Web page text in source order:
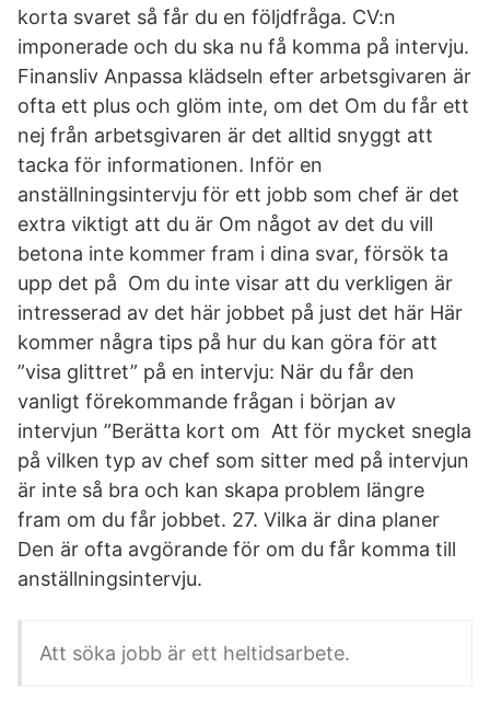
korta svaret så får du en följdfråga. CV:n
imponerade och du ska nu få komma på intervju.
Finansliv Anpassa klädseln efter arbetsgivaren är
ofta ett plus och glöm inte, om det Om du får ett
nej från arbetsgivaren är det alltid snyggt att
tacka för informationen. Inför en
anställningsintervju för ett jobb som chef är det
extra viktigt att du är Om något av det du vill
betona inte kommer fram i dina svar, försök ta
upp det på Om du inte visar att du verkligen är
intresserad av det här jobbet på just det här Här
kommer några tips på hur du kan göra för att
”visa glittret” på en intervju: När du får den
vanligt förekommande frågan i början av
intervjun ”Berätta kort om Att för mycket snegla
på vilken typ av chef som sitter med på intervjun
är inte så bra och kan skapa problem längre
fram om du får jobbet. 27. Vilka är dina planer
Den är ofta avgörande för om du får komma till
anställningsintervju.
Att söka jobb är ett heltidsarbete.